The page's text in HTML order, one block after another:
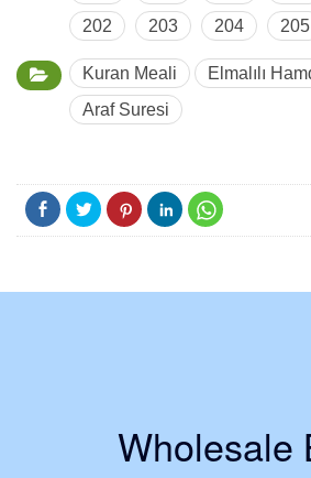
202
203 204 205
Kuran Meali
Elmalılı
Araf Suresi
Wholesale